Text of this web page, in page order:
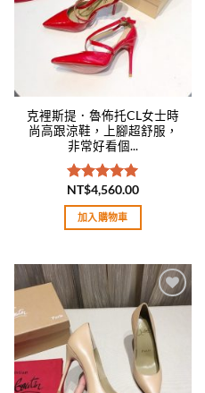
克裡斯提．魯佈托CL女士時
尚高跟涼鞋，上腳超舒服，
非常好看個...
評分5.00
滿分 5
NT$4,560.00
加入購物車
Add to
wishlist